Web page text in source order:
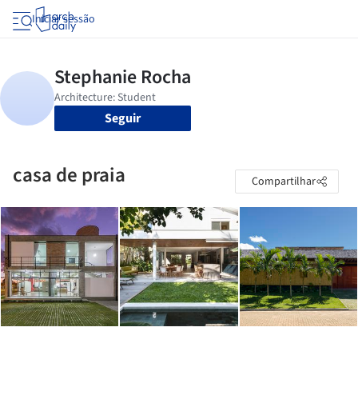
Iniciar sessão
Seguir
casa de praia Compartilhar